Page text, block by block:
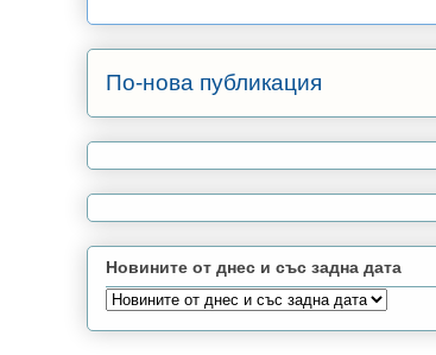
По-нова публикация
Новините от днес и със задна дата